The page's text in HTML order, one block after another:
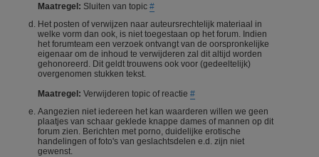
Maatregel: Sluiten van topic #
Het posten of verwijzen naar auteursrechtelijk materiaal in
welke vorm dan ook, is niet toegestaan op het forum. Indien
het forumteam een verzoek ontvangt van de oorspronkelijke
eigenaar om de inhoud te verwijderen zal dit altijd worden
gehonoreerd. Dit geldt trouwens ook voor (gedeeltelijk)
overgenomen stukken tekst.
Maatregel: Verwijderen topic of reactie #
Aangezien niet iedereen het kan waarderen willen we geen
plaatjes van schaar geklede knappe dames of mannen op dit
forum zien. Berichten met porno, duidelijke erotische
handelingen of foto's van geslachtsdelen e.d. zijn niet
gewenst.